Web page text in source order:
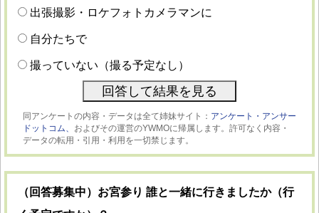
出張撮影・ロケフォトカメラマンに
自分たちで
撮っていない（撮る予定なし）
同アンケートの内容・データは全て姉妹サイト： アンケート・アンサー
ドットコム、 およびその運営のYWMOに帰属します。許可なく内容・
データの転用・引用・利用を一切禁じます。
（回答募集中）お宮参り 誰と一緒に行きましたか（行